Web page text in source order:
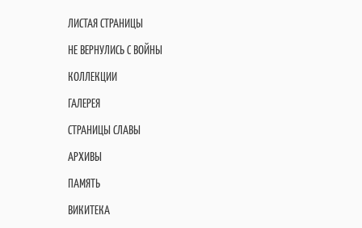
ЛИСТАЯ СТРАНИЦЫ
НЕ ВЕРНУЛИСЬ С ВОЙНЫ
КОЛЛЕКЦИИ
ГАЛЕРЕЯ
СТРАНИЦЫ СЛАВЫ
АРХИВЫ
ПАМЯТЬ
ВИКИТЕКА